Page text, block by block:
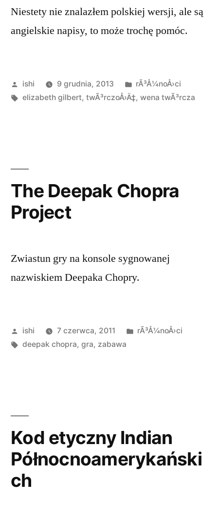
Niestety nie znalazłem polskiej wersji, ale są
angielskie napisy, to może trochę pomóc.
Opublikowane
przez
ishi 9 grudnia, 2013
Opublikowano
w
rÃ³Å¼noÅ›ci
Tagi:
elizabeth gilbert, twÃ³rczoÅ›Ä‡, wena twÃ³rcza
The Deepak Chopra
Project
Zwiastun gry na konsole sygnowanej
nazwiskiem Deepaka Chopry.
Opublikowane
przez
ishi 7 czerwca, 2011
Opublikowano
rÃ³Å¼noÅ›ci
Tagi:
deepak chopra, gra, zabawa
Kod etyczny Indian
Północnoamerykański
ch